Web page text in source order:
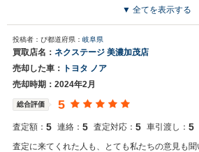
▼ 全てを表示する
投稿者：ぴ都道府県： 岐阜県
買取店名： ネクステージ 美濃加茂店
売却した車：
トヨタ ノア
売却時期：2024年2月
総合評価 5
査定額： 5 連絡： 5 査定対応： 5 車引渡し： 5
査定に来てくれた人も、とても私たちの意見も